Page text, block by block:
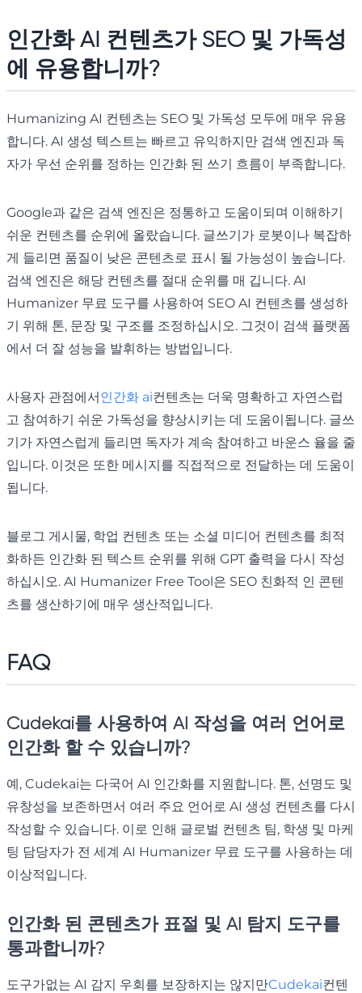
인간화 AI 컨텐츠가 SEO 및 가독성
에 유용합니까?
Humanizing AI 컨텐츠는 SEO 및 가독성 모두에 매우 유용
합니다. AI 생성 텍스트는 빠르고 유익하지만 검색 엔진과 독
자가 우선 순위를 정하는 인간화 된 쓰기 흐름이 부족합니다.
Google과 같은 검색 엔진은 정통하고 도움이되며 이해하기
쉬운 컨텐츠를 순위에 올랐습니다. 글쓰기가 로봇이나 복잡하
게 들리면 품질이 낮은 콘텐츠로 표시 될 가능성이 높습니다.
검색 엔진은 해당 컨텐츠를 절대 순위를 매 깁니다. AI
Humanizer 무료 도구를 사용하여 SEO AI 컨텐츠를 생성하
기 위해 톤, 문장 및 구조를 조정하십시오. 그것이 검색 플랫폼
에서 더 잘 성능을 발휘하는 방법입니다.
사용자 관점에서인간화 ai컨텐츠는 더욱 명확하고 자연스럽
고 참여하기 쉬운 가독성을 향상시키는 데 도움이됩니다. 글쓰
기가 자연스럽게 들리면 독자가 계속 참여하고 바운스 율을 줄
입니다. 이것은 또한 메시지를 직접적으로 전달하는 데 도움이
됩니다.
블로그 게시물, 학업 컨텐츠 또는 소셜 미디어 컨텐츠를 최적
화하든 인간화 된 텍스트 순위를 위해 GPT 출력을 다시 작성
하십시오. AI Humanizer Free Tool은 SEO 친화적 인 콘텐
츠를 생산하기에 매우 생산적입니다.
FAQ
Cudekai를 사용하여 AI 작성을 여러 언어로
인간화 할 수 있습니까?
예, Cudekai는 다국어 AI 인간화를 지원합니다. 톤, 선명도 및
유창성을 보존하면서 여러 주요 언어로 AI 생성 컨텐츠를 다시
작성할 수 있습니다. 이로 인해 글로벌 컨텐츠 팀, 학생 및 마케
팅 담당자가 전 세계 AI Humanizer 무료 도구를 사용하는 데
이상적입니다.
인간화 된 콘텐츠가 표절 및 AI 탐지 도구를
통과합니까?
도구가없는 AI 감지 우회를 보장하지는 않지만Cudekai컨텐